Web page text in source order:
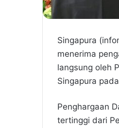
Singapura
menerima
langsung oleh
Singapura
Penghargaan
tertinggi dari